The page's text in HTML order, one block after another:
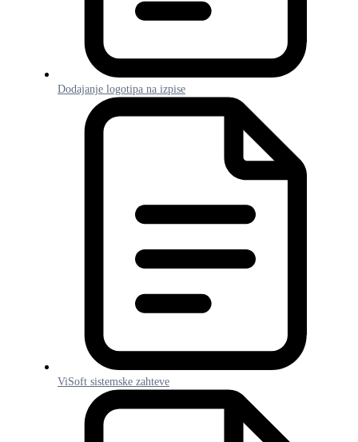
Dodajanje logotipa na izpise
ViSoft sistemske zahteve